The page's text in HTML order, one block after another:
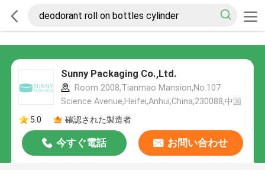
Sunny Packaging Co.,Ltd.
Room 2008,Tianmao Mansion,No.107
Science Avenue,Heifei,Anhui,China,230088,中国
5.0
確認された製造者
今すぐ電話 お問い合わせ